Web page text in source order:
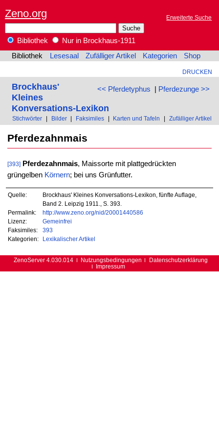
Zeno.org Erweiterte Suche
Bibliothek
Nur in Brockhaus-1911
Bibliothek
Lesesaal Zufälliger Artikel Kategorien Shop
DRUCKEN
<< Pferdetyphus | Pferdezunge >>
Brockhaus'
Kleines
Konversations-Lexikon
Stichwörter Bilder Faksimiles Karten und Tafeln Zufälliger Artikel
Pferdezahnmais
[393] Pferdezahnmais, Maissorte mit plattgedrückten
grüngelben Körnern; bei uns Grünfutter.
Quelle:
Brockhaus' Kleines Konversations-Lexikon, fünfte Auflage,
Band 2. Leipzig 1911., S. 393.
Permalink:
http://www.zeno.org/nid/20001440586
Lizenz:
Gemeinfrei
Faksimiles:
393
Kategorien:
Lexikalischer Artikel
ZenoServer 4.030.014 Nutzungsbedingungen
Datenschutzerklärung
Impressum